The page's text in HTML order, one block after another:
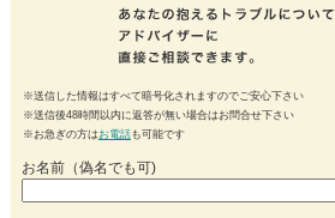
※送信した情報はすべて暗号化されますのでご安心下さい
※送信後48時間以内に返答が無い場合はお問合せ下さい
※お急ぎの方はお電話も可能です
お名前（偽名でも可)